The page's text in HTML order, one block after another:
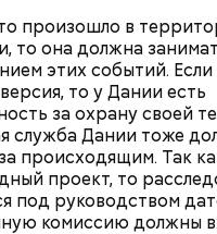
произошло в
то она должна
этих событий.
то у Дании есть
за охрану своей
служба Дании тоже
происходящим. Так
проект, то
под руководством
комиссию должны